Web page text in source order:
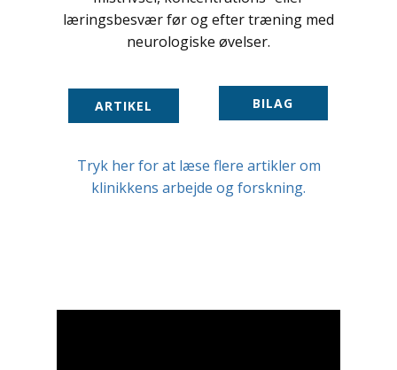
læringsbesvær før og efter træning med
neurologiske øvelser.
ARTIKEL BILAG
Tryk her for at læse flere artikler om
klinikkens arbejde og forskning.